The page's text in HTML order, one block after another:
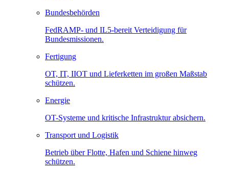
Bundesbehörden
FedRAMP- und IL5-bereit Verteidigung für
Bundesmissionen.
Fertigung
OT, IT, IIOT und Lieferketten im großen Maßstab
schützen.
Energie
OT-Systeme und kritische Infrastruktur absichern.
Transport und Logistik
Betrieb über Flotte, Hafen und Schiene hinweg
schützen.